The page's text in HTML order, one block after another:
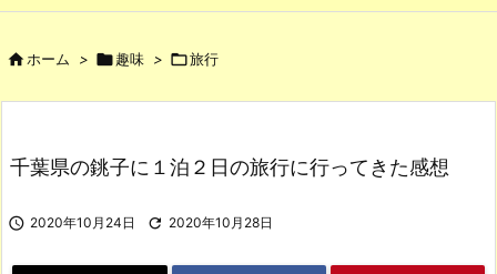
ホーム > 趣味 > 旅行
千葉県の銚子に１泊２日の旅行に行ってきた感想
 2020年10月24日  2020年10月28日